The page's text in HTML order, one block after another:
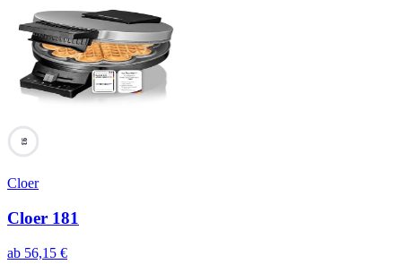
93
Cloer
Cloer 181
ab 56,15 €